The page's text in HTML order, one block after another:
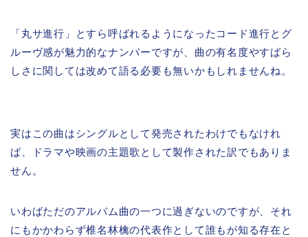
「丸サ進行」とすら呼ばれるようになったコード進行とグ
ルーヴ感が魅力的なナンバーですが、曲の有名度やすばら
しさに関しては改めて語る必要も無いかもしれませんね。
実はこの曲はシングルとして発売されたわけでもなけれ
ば、ドラマや映画の主題歌として製作された訳でもありま
せん。
いわばただのアルバム曲の一つに過ぎないのですが、それ
にもかかわらず椎名林檎の代表作として誰もが知る存在と